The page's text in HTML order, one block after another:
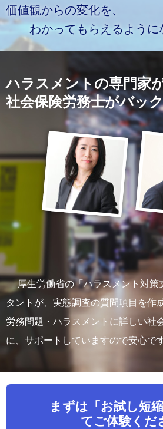
価値観からの変化を、
わかってもらえるように
ハラスメントの専門家
社会保険労務士がバッ
厚生労働省の「ハラスメント対策
タントが、実態調査の質問項目を作
労務問題・ハラスメントに詳しい社
に、サポートしていますので安心です
まずは「お試し短縮
てご体験くだ